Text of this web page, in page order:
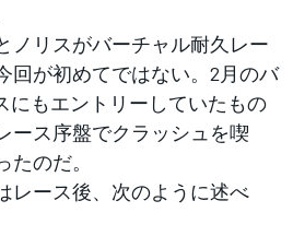
リスがバーチャル耐久レー
回が初めてではない。2月のバ
にもエントリーしていたもの
ース序盤でクラッシュを喫
たのだ。
レース後、次のように述べ